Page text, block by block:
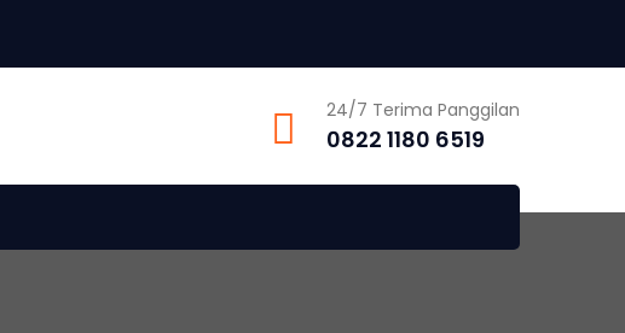
24/7 Terima Panggilan
0822 1180 6519